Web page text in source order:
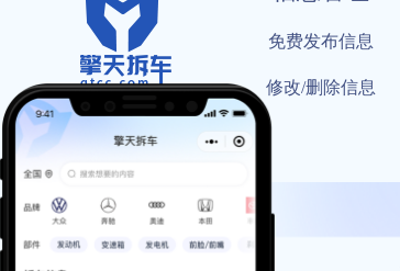
免费发布信息
修改/删除信息